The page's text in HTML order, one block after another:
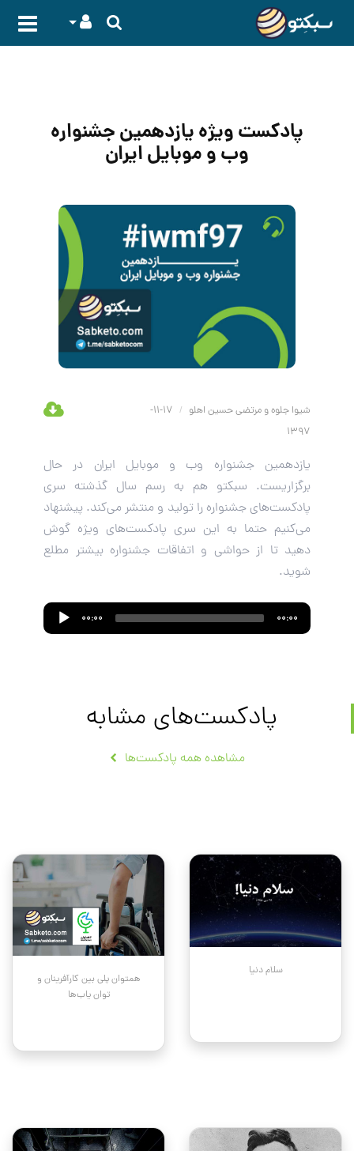
پادکست‌ ویژه یازدهمین جشنواره
وب و موبایل ایران
شیوا جلوه و مرتضی حسین اهلو /
17-11-
1397
یازدهمین جشنواره وب و موبایل ایران در حال
برگزاریست. سبکتو هم به رسم سال گذشته سری
پادکست‌های جشنواره را تولید و منتشر می‌کند. پیشنهاد
می‌کنیم حتما به این سری پادکست‌های ویژه گوش
دهید تا از حواشی و اتفاقات جشنواره بیشتر مطلع
شوید.
Audio
Player
00:00 00:00
پادکست‌های مشابه
مشاهده همه پادکست‌ها
سلام دنیا
همتوان پلی بین کارآفرینان و
توان یاب‌ها